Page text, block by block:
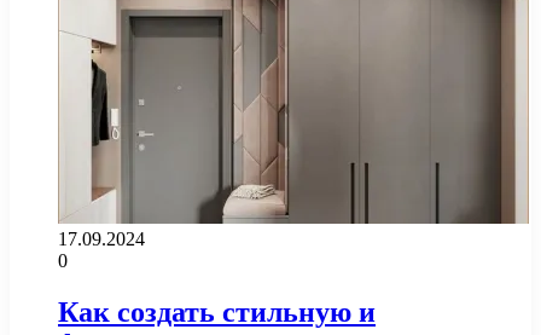
17.09.2024
0
Как создать стильную и